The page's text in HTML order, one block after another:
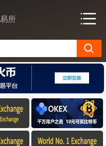
所